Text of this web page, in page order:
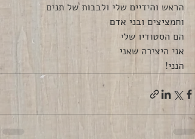
הראש והידיים שלי ולבבות של תנים
וחמציצים ובני אדם
הם הסטודיו שלי
אני היצירה שאני
הנני!